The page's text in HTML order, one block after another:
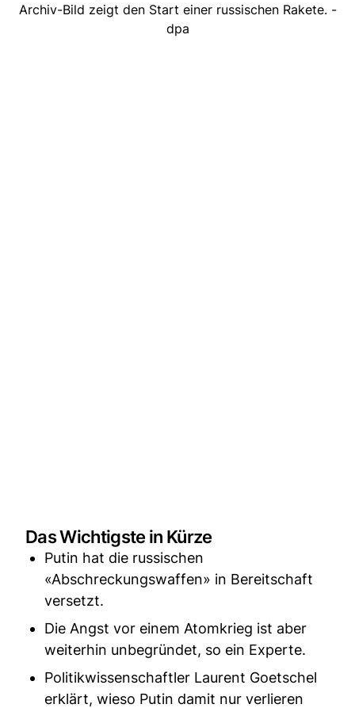
Archiv-Bild zeigt den Start einer russischen Rakete. -
dpa
Das Wichtigste in Kürze
Putin hat die russischen
«Abschreckungswaffen» in Bereitschaft
versetzt.
Die Angst vor einem Atomkrieg ist aber
weiterhin unbegründet, so ein Experte.
Politikwissenschaftler Laurent Goetschel
erklärt, wieso Putin damit nur verlieren